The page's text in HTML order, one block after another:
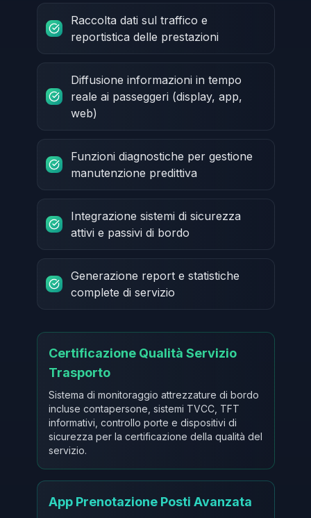
Raccolta dati sul traffico e
reportistica delle prestazioni
Diffusione informazioni in tempo
reale ai passeggeri (display, app,
web)
Funzioni diagnostiche per gestione
manutenzione predittiva
Integrazione sistemi di sicurezza
attivi e passivi di bordo
Generazione report e statistiche
complete di servizio
Certificazione Qualità Servizio
Trasporto
Sistema di monitoraggio attrezzature di bordo
incluse contapersone, sistemi TVCC, TFT
informativi, controllo porte e dispositivi di
sicurezza per la certificazione della qualità del
servizio.
App Prenotazione Posti Avanzata